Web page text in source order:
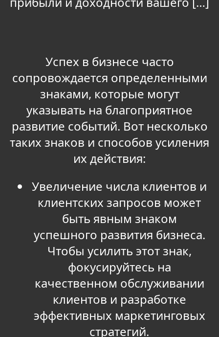
Успех в бизнесе часто
сопровождается определенными
знаками, которые могут
указывать на благоприятное
развитие событий. Вот несколько
таких знаков и способов усиления
их действия:
Увеличение числа клиентов и
клиентских запросов может
быть явным знаком
успешного развития бизнеса.
Чтобы усилить этот знак,
фокусируйтесь на
качественном обслуживании
клиентов и разработке
эффективных маркетинговых
стратегий.